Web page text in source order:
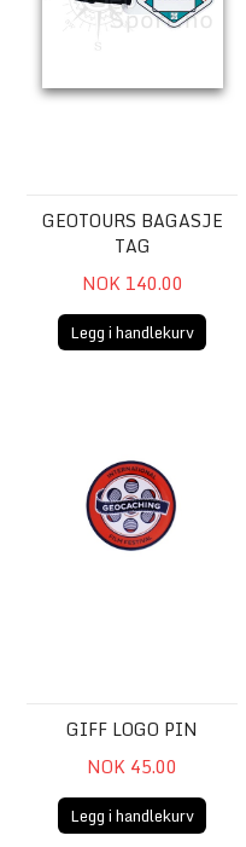
GEOTOURS BAGASJE
TAG
NOK 140.00
Legg i handlekurv
GIFF LOGO PIN
NOK 45.00
Legg i handlekurv